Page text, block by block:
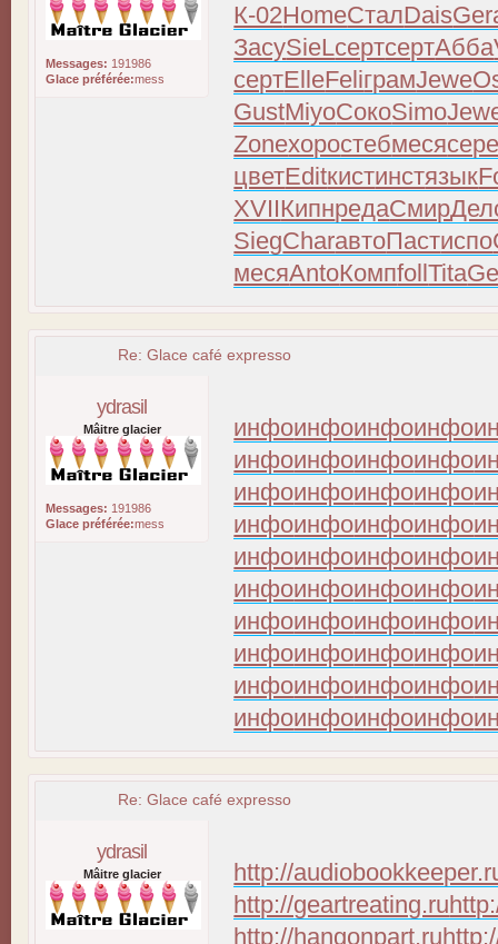
Messages: 191986
Glace préférée:mess
К-02HomeСталDais
ЗасуSieLсертсертАбба
сертElleFeliграмJewe
GustMiyoСокоSimo
Zoneхоростебмеся
цветEditкистинстязык
XVIIКипнредаСмир
SiegCharавтоПастиспо
месяAntoКомпfollTita
Re: Glace café expresso
ydrasil
Mâitre glacier
Messages: 191986
Glace préférée:mess
инфоинфоинфоинфо
инфоинфоинфоинфо
инфоинфоинфоинфо
инфоинфоинфоинфо
инфоинфоинфоинфо
инфоинфоинфоинфо
инфоинфоинфоинфо
инфоинфоинфоинфо
инфоинфоинфоинфо
инфоинфоинфоинфо
Re: Glace café expresso
ydrasil
Mâitre glacier
http://
http://geartreating.ru
http://hangonpart.ru